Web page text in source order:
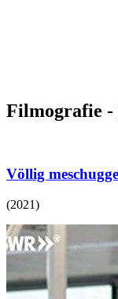
Filmografie
Völlig
(2021)